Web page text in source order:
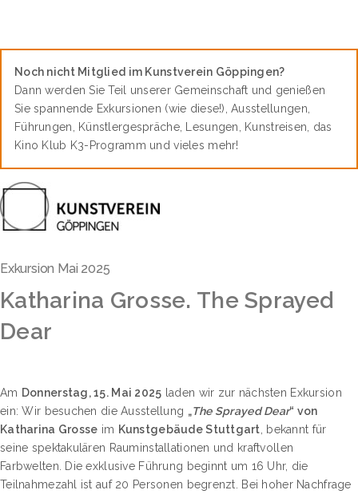
Noch nicht Mitglied im Kunstverein Göppingen?
Dann werden Sie Teil unserer Gemeinschaft und genießen
Sie spannende Exkursionen (wie diese!), Ausstellungen,
Führungen, Künstlergespräche, Lesungen, Kunstreisen, das
Kino Klub K3-Programm und vieles mehr!
Exkursion Mai 2025
Katharina Grosse. The Sprayed
Dear
Am Donnerstag, 15. Mai 2025 laden wir zur nächsten Exkursion
ein: Wir besuchen die Ausstellung „The Sprayed Dear“ von
Katharina Grosse im Kunstgebäude Stuttgart , bekannt für
seine spektakulären Rauminstallationen und kraftvollen
Farbwelten. Die exklusive Führung beginnt um 16 Uhr, die
Teilnahmezahl ist auf 20 Personen begrenzt. Bei hoher Nachfrage